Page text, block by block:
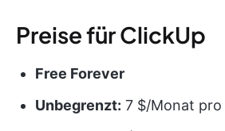
Preise für ClickUp
Free Forever
Unbegrenzt: 7 $/Monat